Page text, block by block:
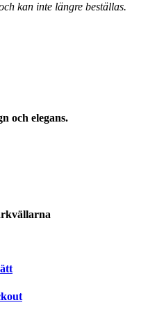
kan inte längre beställas.
och elegans.